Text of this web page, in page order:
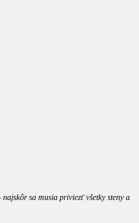
sa musia priviezť všetky steny a